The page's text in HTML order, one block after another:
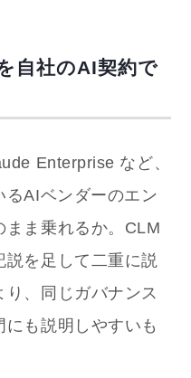
自社のAI契約で
Enterprise など、
るAIベンダーのエン
まま乗れるか。CLM
を足して二重に説
、同じガバナンス
にも説明しやすいも